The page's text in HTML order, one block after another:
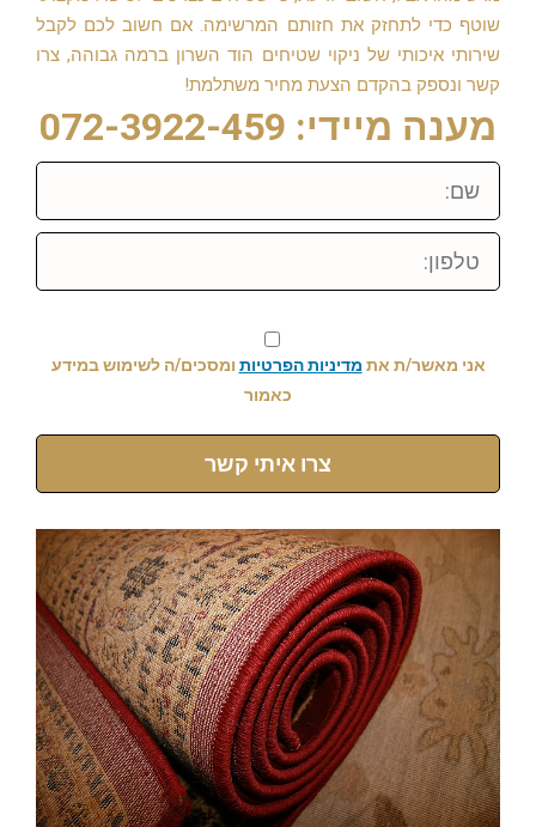
שוטף כדי לתחזק את חזותם המרשימה. אם חשוב לכם לקבל
שירותי איכותי של ניקוי שטיחים הוד השרון ברמה גבוהה, צרו
קשר ונספק בהקדם הצעת מחיר משתלמת!
מענה מיידי: 072-3922-459
שם:
טלפון:
אני מאשר/ת את מדיניות הפרטיות ומסכים/ה לשימוש במידע
כאמור
צרו איתי קשר